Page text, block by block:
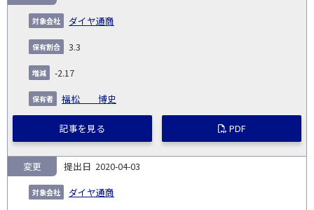
ダイヤ通商
3.3
-2.17
福松 博史
記事を見る PDF
2020-04-03
ダイヤ通商
変更